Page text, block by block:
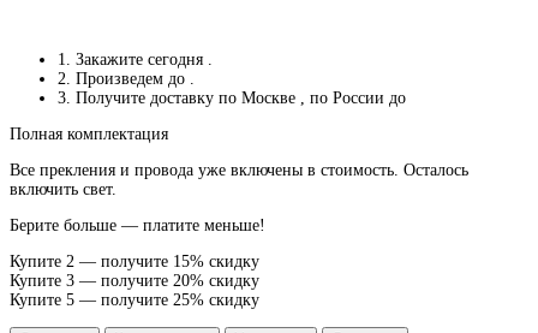
1. Закажите сегодня
2. Произведем до
3. Получите доставку по Москве
, по России до
Полная комплектация
Все прекления и провода уже включены в стоимость. Осталось
включить свет.
Берите больше — платите меньше!
Купите 2 — получите 15% скидку
Купите 3 — получите 20% скидку
Купите 5 — получите 25% скидку